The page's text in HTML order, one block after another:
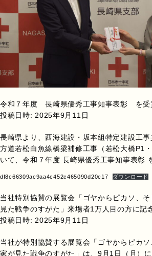
令和７年度 長崎県優秀工事知事表彰 を受
投稿日時: 2025年9月11日
長崎県より、西海建設・坂本組特定建設工
方道若松白魚線橋梁補修工事（若松大橋P1
いて、令和７年度 長崎県優秀工事知事表彰
df8c66309ac9aa4c452c465090d20c17 ダウンロード
当社特別協賛の展覧会「ゴヤからピカソ、
見た戦争のすがた」来場者1万人目の方に記
投稿日時: 2025年9月11日
当社が特別協賛する展覧会「ゴヤからピカ
家が見た戦争のすがた」は、9月1日（月）